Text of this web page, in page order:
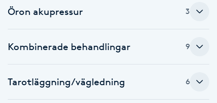
Faceliftmassage
Öron akupressur 3
Kombinerade behandlingar 9
Tarotläggning/vägledning 6